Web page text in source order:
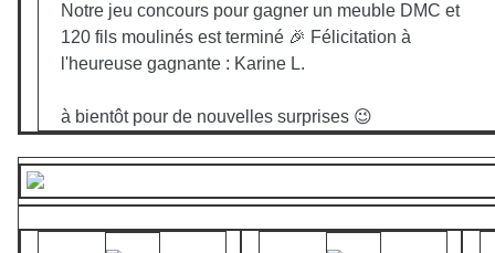
Notre jeu concours pour gagner un meuble DMC et
120 fils moulinés est terminé 🎉 Félicitation à
l'heureuse gagnante : Karine L.
à bientôt pour de nouvelles surprises 😉